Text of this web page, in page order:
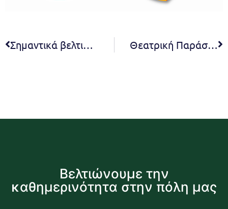
Σημαντικά βελτιωμένη η ασφάλεια των πολιτών. Μειωμένα τα περιστατικά συγκριτικά με το 2019, σύμφωνα με το τμήμα ασφαλείας Πεντέλης. Δήμητρα Κεχαγιά: «Στο βαθμό που μας αναλογεί, μία ακόμη δέσμευσή μας υλοποιήθηκε και τα αποτελέσματα είναι μετρήσιμα: η εγκληματικότητα στον Δήμο Πεντέλης έχει περιοριστεί σημαντικά». Θεατρική Παράσταση “Στην υγειά του Μακαρίτη” – Σάββατο 1 Ιουλίου και ώρα 20:30 – Μέγαρο Δουκίσσης Πλακεντίας
Βελτιώνουμε την
καθημερινότητα στην πόλη μας